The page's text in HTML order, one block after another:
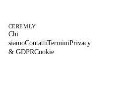
CEREMLY
Chi
siamoContattiTerminiPrivacy
& GDPRCookie